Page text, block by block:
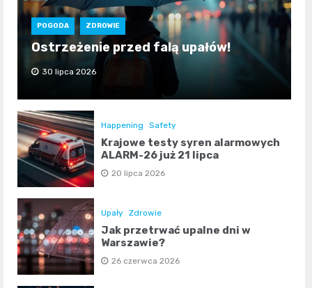
POGODA ZDROWIE
Ostrzeżenie przed falą upałów!
30 lipca 2026
Happening Safety
Krajowe testy syren alarmowych
ALARM-26 już 21 lipca
20 lipca 2026
Upały Zdrowie
Jak przetrwać upalne dni w
Warszawie?
26 czerwca 2026